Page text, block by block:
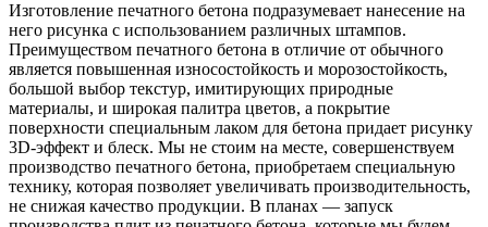
Изготовление печатного бетона подразумевает нанесение на
него рисунка с использованием различных штампов.
Преимуществом печатного бетона в отличие от обычного
является повышенная износостойкость и морозостойкость,
большой выбор текстур, имитирующих природные
материалы, и широкая палитра цветов, а покрытие
поверхности специальным лаком для бетона придает рисунку
3D-эффект и блеск. Мы не стоим на месте, совершенствуем
производство печатного бетона, приобретаем специальную
технику, которая позволяет увеличивать производительность,
не снижая качество продукции. В планах — запуск